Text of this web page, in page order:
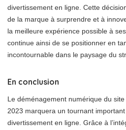
divertissement en ligne. Cette
de la marque à surprendre et à
la meilleure expérience possible à
continue ainsi de se positionner en
incontournable dans le paysage du
En conclusion
Le déménagement numérique du
2023 marquera un tournant important
divertissement en ligne. Grâce à